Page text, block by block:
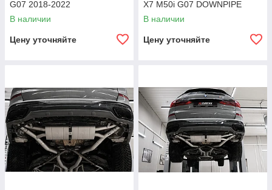
G07 2018-2022
В наличии
Цену уточняйте
X7 M50i G07 DOWNPIPE
В наличии
Цену уточняйте